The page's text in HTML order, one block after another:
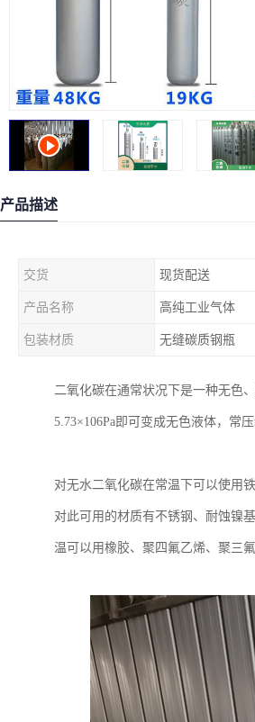
产品描述
交货 现货配送
产品名称 高纯工业气体
包装材质 无缝碳质钢瓶
二氧化碳在通常状况下是一种无色
5.73×106Pa即可变成无色液体，常
对无水二氧化碳在常温下可以使用
对此可用的材质有不锈钢、耐蚀镍
温可以用橡胶、聚四氟乙烯、聚三